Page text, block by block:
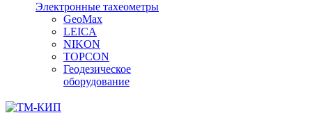
Электронные тахеометры
GeoMax
LEICA
NIKON
TOPCON
Геодезическое
оборудование